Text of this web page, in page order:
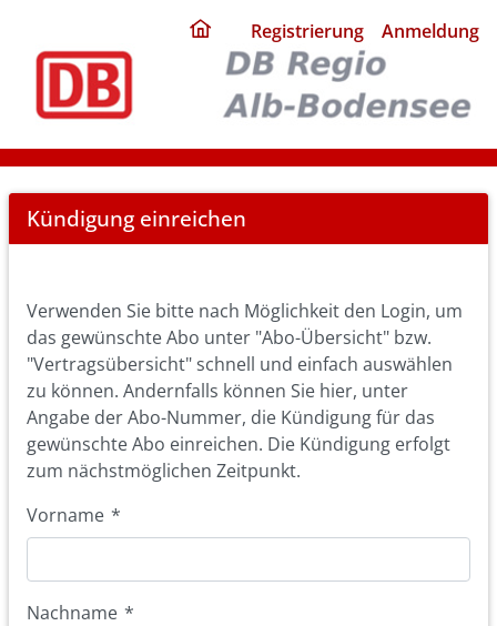
home
page
Registrierung Anmeldung
Cancel
Abo
Kündigung einreichen
Verwenden Sie bitte nach Möglichkeit den Login, um
das gewünschte Abo unter "Abo-Übersicht" bzw.
"Vertragsübersicht" schnell und einfach auswählen
zu können. Andernfalls können Sie hier, unter
Angabe der Abo-Nummer, die Kündigung für das
gewünschte Abo einreichen. Die Kündigung erfolgt
zum nächstmöglichen Zeitpunkt.
Vorname *
Nachname *